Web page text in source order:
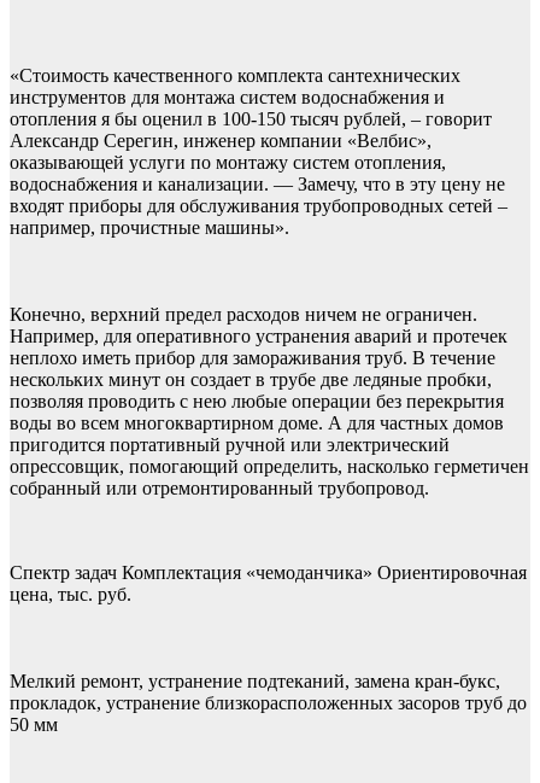
«Стоимость качественного комплекта сантехнических
инструментов для монтажа систем водоснабжения и
отопления я бы оценил в 100-150 тысяч рублей, – говорит
Александр Серегин, инженер компании «Велбис»,
оказывающей услуги по монтажу систем отопления,
водоснабжения и канализации. — Замечу, что в эту цену не
входят приборы для обслуживания трубопроводных сетей –
например, прочистные машины».
Конечно, верхний предел расходов ничем не ограничен.
Например, для оперативного устранения аварий и протечек
неплохо иметь прибор для замораживания труб. В течение
нескольких минут он создает в трубе две ледяные пробки,
позволяя проводить с нею любые операции без перекрытия
воды во всем многоквартирном доме. А для частных домов
пригодится портативный ручной или электрический
опрессовщик, помогающий определить, насколько герметичен
собранный или отремонтированный трубопровод.
Спектр задач Комплектация «чемоданчика» Ориентировочная
цена, тыс. руб.
Мелкий ремонт, устранение подтеканий, замена кран-букс,
прокладок, устранение близкорасположенных засоров труб до
50 мм